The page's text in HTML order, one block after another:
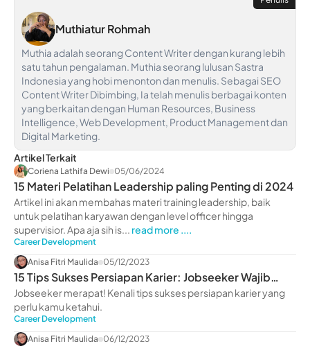
Muthiatur Rohmah
Muthia adalah seorang Content Writer dengan kurang lebih
satu tahun pengalaman. Muthia seorang lulusan Sastra
Indonesia yang hobi menonton dan menulis. Sebagai SEO
Content Writer Dibimbing, Ia telah menulis berbagai konten
yang berkaitan dengan Human Resources, Business
Intelligence, Web Development, Product Management dan
Digital Marketing.
Artikel Terkait
Coriena Lathifa Dewi 05/06/2024
15 Materi Pelatihan Leadership paling Penting di 2024
Artikel ini akan membahas materi training leadership, baik
untuk pelatihan karyawan dengan level officer hingga
supervisior. Apa aja sih is... read more ....
Career Development
Anisa Fitri Maulida 05/12/2023
15 Tips Sukses Persiapan Karier: Jobseeker Wajib
Tahu!
Jobseeker merapat! Kenali tips sukses persiapan karier yang
perlu kamu ketahui.
Career Development
Anisa Fitri Maulida 06/12/2023